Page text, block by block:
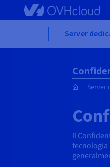
to
Server
Server
Il
tecnologia